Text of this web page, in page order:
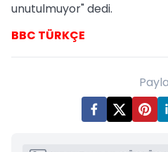
unutulmuyor" dedi.
BBC TÜRKÇE